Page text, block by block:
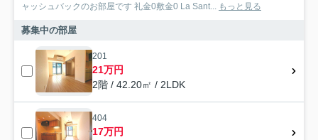
ャッシュバックのお部屋です 礼金0敷金0 La Sant... もっと見る
募集中の部屋
201
21万円
2階 / 42.20㎡ / 2LDK
404
17万円